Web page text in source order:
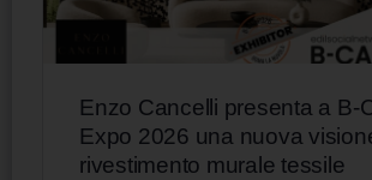
Enzo Cancelli presenta a B-
Expo 2026 una nuova
rivestimento murale tessile